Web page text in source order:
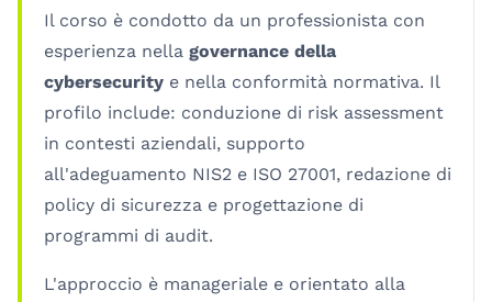
Il corso è condotto da un professionista con
esperienza nella governance della
cybersecurity e nella conformità normativa. Il
profilo include: conduzione di risk assessment
in contesti aziendali, supporto
all'adeguamento NIS2 e ISO 27001, redazione di
policy di sicurezza e progettazione di
programmi di audit.
L'approccio è manageriale e orientato alla